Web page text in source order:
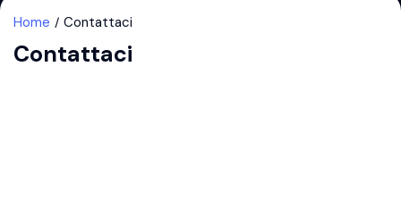
Home Contattaci
Contattaci